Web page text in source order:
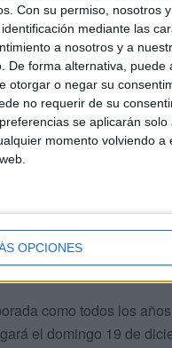
Con su permiso, nosotros
mediante las
a nosotros y a
De forma alternativa,
otorgar o negar su
no requerir de su
se aplicarán
momento volviendo
OPCIONES
Sánchez y Abselam
por Isabel Martín y
pollos y artículos
favorito
como todos los
el domingo 19 de